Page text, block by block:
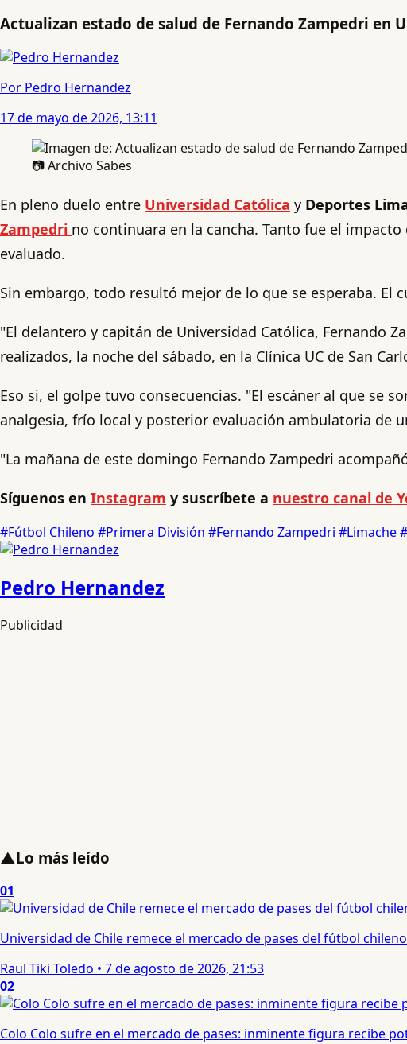
Actualizan estado de salud de Fernando Zampedri en
Por Pedro Hernandez
17 de mayo de 2026, 13:11
📷 Archivo Sabes
En pleno duelo entre Universidad Católica y Deportes
Zampedri no continuara en la cancha. Tanto fue el
evaluado.
Sin embargo, todo resultó mejor de lo que se esperaba. El
"El delantero y capitán de Universidad Católica, Fernando
realizados, la noche del sábado, en la Clínica UC de San
Eso si, el golpe tuvo consecuencias. "El escáner al que se
analgesia, frío local y posterior evaluación ambulatoria de
"La mañana de este domingo Fernando Zampedri
Síguenos en Instagram y suscríbete a nuestro canal de
#Fútbol Chileno #Primera División #Fernando Zampedri #Limache
Pedro Hernandez
Publicidad
▲Lo más leído
01
Universidad de Chile remece el mercado de pases del fútbol
Raul Tiki Toledo • 7 de agosto de 2026, 21:53
02
Colo Colo sufre en el mercado de pases: inminente figura recibe